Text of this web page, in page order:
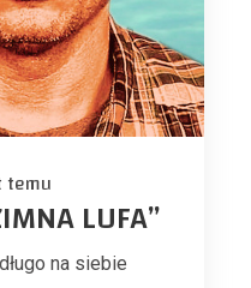
temu
LUFA”
na siebie